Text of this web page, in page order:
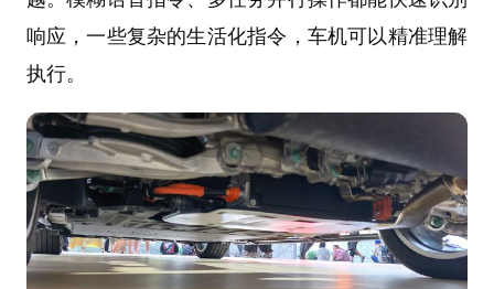
响应，一些复杂的生活化指令，车机可以精准理解
执行。